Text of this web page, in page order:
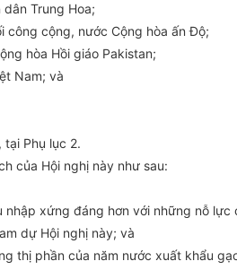
Trung Hoa;
công cộng, nước Cộng hòa ấn Độ;
hòa Hồi giáo Pakistan;
Nam; và
Phụ lục 2.
của Hội nghị này như sau:
xứng đáng hơn với những nỗ lực
dự Hội nghị này; và
thị phần của năm nước xuất khẩu